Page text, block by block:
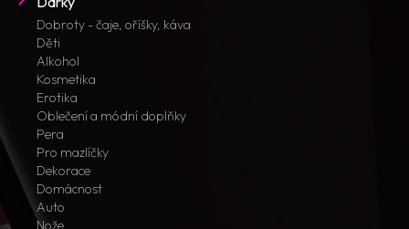
Dobroty - čaje, oříšky, káva
Děti
Alkohol
Kosmetika
Erotika
Oblečení a módní doplňky
Pera
Pro mazlíčky
Dekorace
Domácnost
Auto
Nože